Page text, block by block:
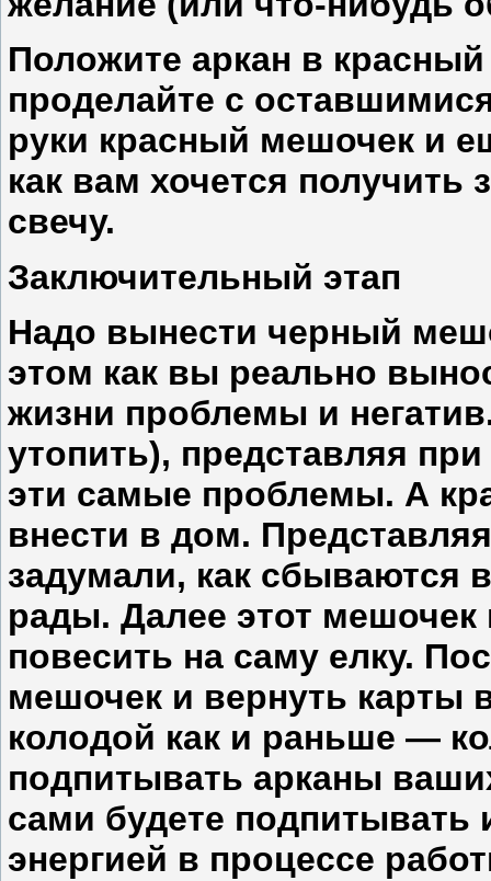
Положите аркан в
проделайте с
руки красный мешочек и
как вам хочется получить
свечу.
Заключительный этап
Надо вынести черный
этом как вы реально
жизни проблемы и
утопить), представляя
эти самые проблемы. А
внести в дом.
задумали, как сбываются
рады. Далее этот
повесить на саму елку.
мешочек и вернуть карты
колодой как и раньше —
подпитывать арканы
сами будете подпитывать
энергией в процессе